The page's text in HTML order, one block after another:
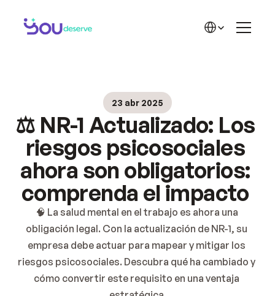
Reconocimiento
🏆 Cases de Sucesso
Acerca de YD
Materiales YD
Carrera
Precios 2
Contacto
23 abr 2025
⚖️ NR-1 Actualizado: Los
riesgos psicosociales
ahora son obligatorios:
comprenda el impacto
🧠 La salud mental en el trabajo es ahora una
obligación legal. Con la actualización de NR-1, su
empresa debe actuar para mapear y mitigar los
riesgos psicosociales. Descubra qué ha cambiado y
cómo convertir este requisito en una ventaja